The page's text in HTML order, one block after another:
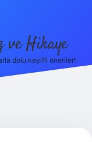
ve Hikaye
dolu keyifli öneriler!